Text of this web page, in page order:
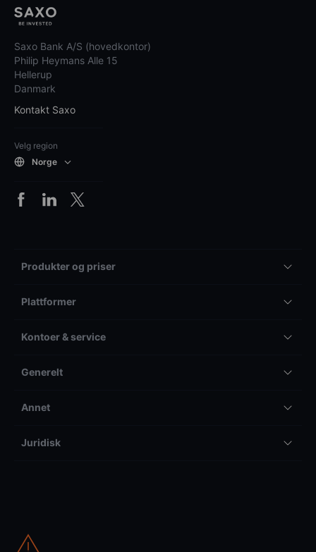
Saxo Bank A/S (hovedkontor)
Philip Heymans Alle 15
Hellerup
Danmark
Kontakt Saxo
Velg region
Norge
Produkter og priser
Plattformer
Kontoer & service
Generelt
Annet
Juridisk